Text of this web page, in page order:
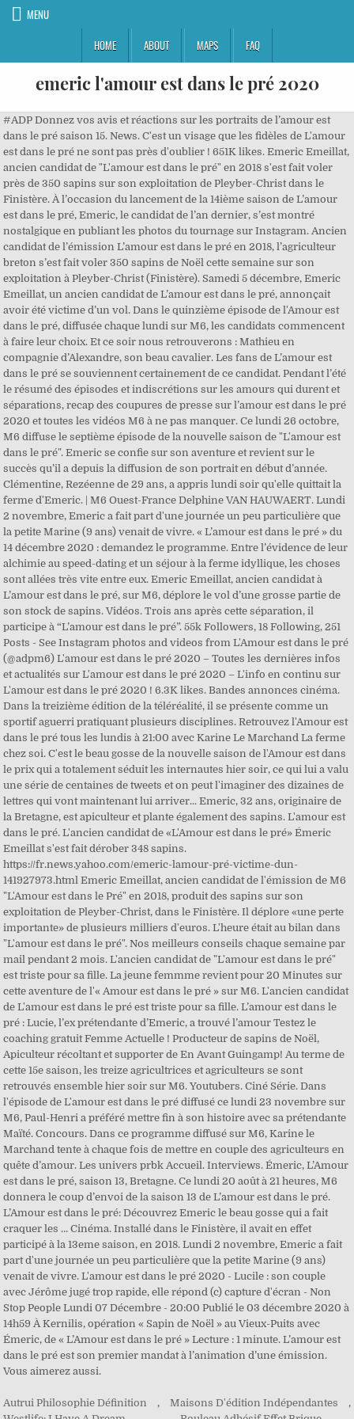
MENU
HOME
ABOUT MAPS FAQ
emeric l'amour est dans le pré 2020
#ADP Donnez vos avis et réactions sur les portraits de l’amour est
dans le pré saison 15. News. C'est un visage que les fidèles de L'amour
est dans le pré ne sont pas près d'oublier ! 651K likes. Emeric Emeillat,
ancien candidat de "L'amour est dans le pré" en 2018 s'est fait voler
près de 350 sapins sur son exploitation de Pleyber-Christ dans le
Finistère. À l’occasion du lancement de la 14ième saison de L’amour
est dans le pré, Emeric, le candidat de l’an dernier, s’est montré
nostalgique en publiant les photos du tournage sur Instagram. Ancien
candidat de l’émission L’amour est dans le pré en 2018, l’agriculteur
breton s’est fait voler 350 sapins de Noël cette semaine sur son
exploitation à Pleyber-Christ (Finistère). Samedi 5 décembre, Emeric
Emeillat, un ancien candidat de L’amour est dans le pré, annonçait
avoir été victime d’un vol. Dans le quinzième épisode de l'Amour est
dans le pré, diffusée chaque lundi sur M6, les candidats commencent
à faire leur choix. Et ce soir nous retrouverons : Mathieu en
compagnie d’Alexandre, son beau cavalier. Les fans de L’amour est
dans le pré se souviennent certainement de ce candidat. Pendant l’été
le résumé des épisodes et indiscrétions sur les amours qui durent et
séparations, recap des coupures de presse sur l’amour est dans le pré
2020 et toutes les vidéos M6 à ne pas manquer. Ce lundi 26 octobre,
M6 diffuse le septième épisode de la nouvelle saison de "L'amour est
dans le pré". Emeric se confie sur son aventure et revient sur le
succès qu’il a depuis la diffusion de son portrait en début d’année.
Clémentine, Rezéenne de 29 ans, a appris lundi soir qu'elle quittait la
ferme d'Emeric. | M6 Ouest-France Delphine VAN HAUWAERT. Lundi
2 novembre, Emeric a fait part d'une journée un peu particulière que
la petite Marine (9 ans) venait de vivre. « L’amour est dans le pré » du
14 décembre 2020 : demandez le programme. Entre l’évidence de leur
alchimie au speed-dating et un séjour à la ferme idyllique, les choses
sont allées très vite entre eux. Emeric Emeillat, ancien candidat à
L’amour est dans le pré, sur M6, déplore le vol d’une grosse partie de
son stock de sapins. Vidéos. Trois ans après cette séparation, il
participe à “L’amour est dans le pré”. 55k Followers, 18 Following, 251
Posts - See Instagram photos and videos from L'Amour est dans le pré
(@adpm6) L'amour est dans le pré 2020 – Toutes les dernières infos
et actualités sur L'amour est dans le pré 2020 – L'info en continu sur
L'amour est dans le pré 2020 ! 6.3K likes. Bandes annonces cinéma.
Dans la treizième édition de la téléréalité, il se présente comme un
sportif aguerri pratiquant plusieurs disciplines. Retrouvez l'Amour est
dans le pré tous les lundis à 21:00 avec Karine Le Marchand La ferme
chez soi. C'est le beau gosse de la nouvelle saison de l'Amour est dans
le prix qui a totalement séduit les internautes hier soir, ce qui lui a valu
une série de centaines de tweets et on peut l'imaginer des dizaines de
lettres qui vont maintenant lui arriver... Emeric, 32 ans, originaire de
la Bretagne, est apiculteur et plante également des sapins. L'amour est
dans le pré. L'ancien candidat de «L'Amour est dans le pré» Émeric
Emeillat s'est fait dérober 348 sapins.
https://fr.news.yahoo.com/emeric-lamour-pré-victime-dun-
141927973.html Emeric Emeillat, ancien candidat de l'émission de M6
"L'Amour est dans le Pré" en 2018, produit des sapins sur son
exploitation de Pleyber-Christ, dans le Finistère. Il déplore «une perte
importante» de plusieurs milliers d'euros. L'heure était au bilan dans
"L'amour est dans le pré". Nos meilleurs conseils chaque semaine par
mail pendant 2 mois. L'ancien candidat de "L'amour est dans le pré"
est triste pour sa fille. La jeune femmme revient pour 20 Minutes sur
cette aventure de l'« Amour est dans le pré » sur M6. L'ancien candidat
de L'amour est dans le pré est triste pour sa fille. L’amour est dans le
pré : Lucie, l’ex prétendante d’Emeric, a trouvé l’amour Testez le
coaching gratuit Femme Actuelle ! Producteur de sapins de Noël,
Apiculteur récoltant et supporter de En Avant Guingamp! Au terme de
cette 15e saison, les treize agricultrices et agriculteurs se sont
retrouvés ensemble hier soir sur M6. Youtubers. Ciné Série. Dans
l'épisode de L'amour est dans le pré diffusé ce lundi 23 novembre sur
M6, Paul-Henri a préféré mettre fin à son histoire avec sa prétendante
Maïté. Concours. Dans ce programme diffusé sur M6, Karine le
Marchand tente à chaque fois de mettre en couple des agriculteurs en
quête d’amour. Les univers prbk Accueil. Interviews. Émeric, L’Amour
est dans le pré, saison 13, Bretagne. Ce lundi 20 août à 21 heures, M6
donnera le coup d’envoi de la saison 13 de L’amour est dans le pré.
L’Amour est dans le pré: Découvrez Emeric le beau gosse qui a fait
craquer les … Cinéma. Installé dans le Finistère, il avait en effet
participé à la 13eme saison, en 2018. Lundi 2 novembre, Emeric a fait
part d'une journée un peu particulière que la petite Marine (9 ans)
venait de vivre. L'amour est dans le pré 2020 - Lucile : son couple
avec Jérôme jugé trop rapide, elle répond (c) capture d'écran - Non
Stop People Lundi 07 Décembre - 20:00 Publié le 03 décembre 2020 à
14h59 À Kernilis, opération « Sapin de Noël » au Vieux-Puits avec
Émeric, de « L’Amour est dans le pré » Lecture : 1 minute. L’amour est
dans le pré est son premier mandat à l’animation d’une émission.
Vous aimerez aussi.
Autrui Philosophie Définition , Maisons D'édition Indépendantes
,